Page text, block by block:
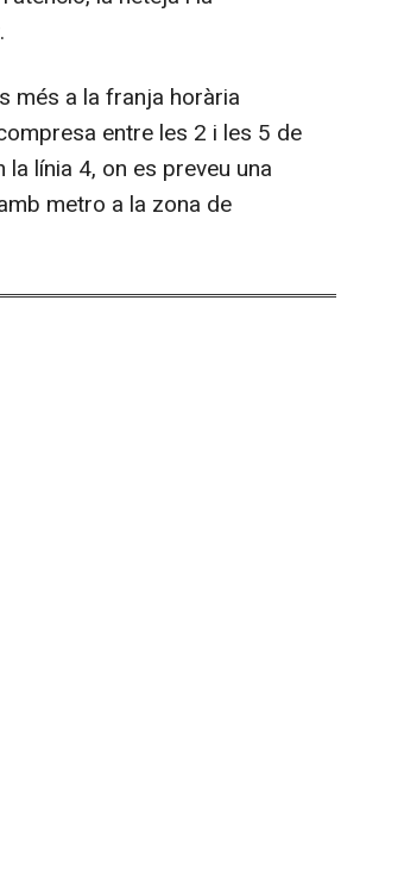
més a la franja horària
entre les 2 i les 5 de
línia 4, on es preveu una
metro a la zona de